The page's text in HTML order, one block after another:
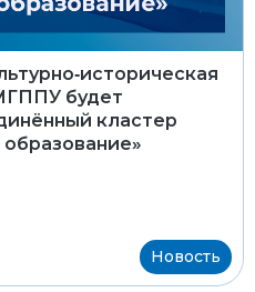
будет
кластер
Новость